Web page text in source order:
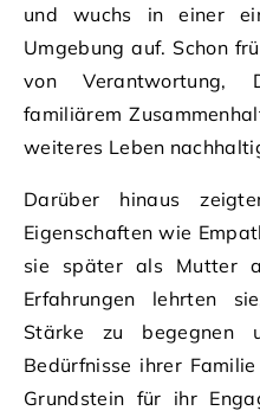
und wuchs in einer
Umgebung auf. Schon
von Verantwortung,
familiärem
weiteres Leben
Darüber hinaus
Eigenschaften wie
sie später als Mutter
Erfahrungen lehrten
Stärke zu begegnen
Bedürfnisse ihrer
Grundstein für ihr